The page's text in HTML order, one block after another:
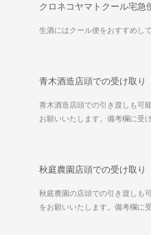
クロネコヤマトクール宅急
生酒にはクール便をおすすめし
青木酒造店頭での受け取り
青木酒造店頭での引き渡しも可
お願いいたします。備考欄に受
秋庭農園店頭での受け取り
秋庭農園の店頭での引き渡しも
をお願いいたします。備考欄に